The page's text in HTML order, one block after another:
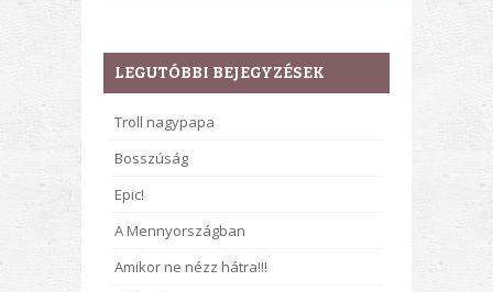
LEGUTÓBBI BEJEGYZÉSEK
Troll nagypapa
Bosszúság
Epic!
A Mennyországban
Amikor ne nézz hátra!!!